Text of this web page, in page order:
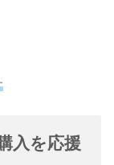
入を応援